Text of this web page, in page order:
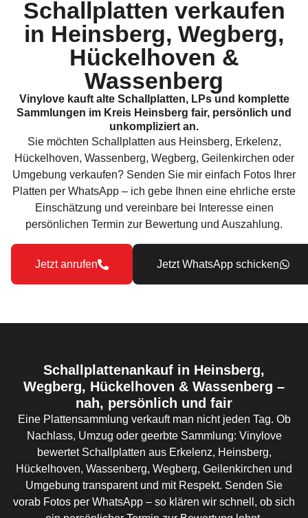
Schallplatten verkaufen
in Heinsberg, Wegberg,
Hückelhoven &
Wassenberg​
Vinylove kauft alte Schallplatten, LPs und komplette
Sammlungen im Kreis Heinsberg fair, persönlich und
unkompliziert an.
Sie möchten Schallplatten aus Heinsberg, Erkelenz,
Hückelhoven, Wassenberg, Wegberg, Geilenkirchen oder
Umgebung verkaufen? Senden Sie mir einfach Fotos Ihrer
Platten per WhatsApp – ich gebe Ihnen eine ehrliche erste
Einschätzung und vereinbare bei Interesse einen
persönlichen Termin zur Bewertung und Auszahlung.
Jetzt anrufen Jetzt WhatsApp schicken
Schallplattenankauf in Heinsberg,
Wegberg, Hückelhoven & Wassenberg –
nah, persönlich und fair
Eine Plattensammlung verkauft man nicht jeden Tag. Ob
Nachlass, Umzug oder geerbte Sammlung: Vinylove
bewertet Schallplatten aus Erkelenz, Heinsberg,
Hückelhoven, Wassenberg, Wegberg, Geilenkirchen und
Umgebung transparent und mit Respekt. Senden Sie
vorab Fotos per WhatsApp – so klären wir schnell, ob sich